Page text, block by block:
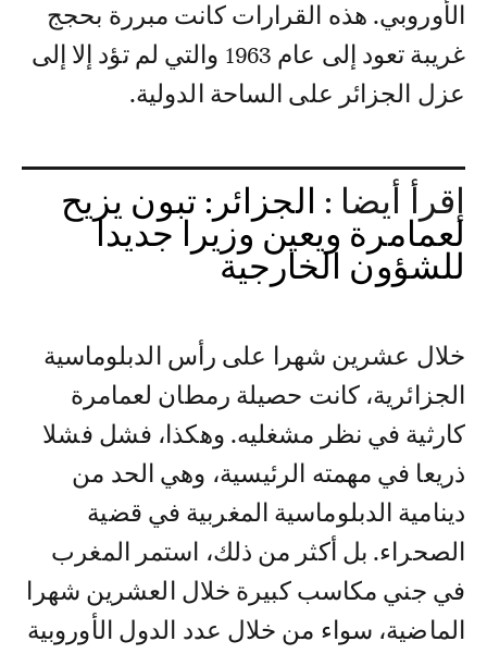
الأوروبي. هذه القرارات كانت مبررة بحجج
غريبة تعود إلى عام 1963 والتي لم تؤد إلا إلى
عزل الجزائر على الساحة الدولية.
إقرأ أيضا : الجزائر: تبون يزيح
لعمامرة ويعين وزيرا جديدا
للشؤون الخارجية
خلال عشرين شهرا على رأس الدبلوماسية
الجزائرية، كانت حصيلة رمطان لعمامرة
كارثية في نظر مشغليه. وهكذا، فشل فشلا
ذريعا في مهمته الرئيسية، وهي الحد من
دينامية الدبلوماسية المغربية في قضية
الصحراء. بل أكثر من ذلك، استمر المغرب
في جني مكاسب كبيرة خلال العشرين شهرا
الماضية، سواء من خلال عدد الدول الأوروبية